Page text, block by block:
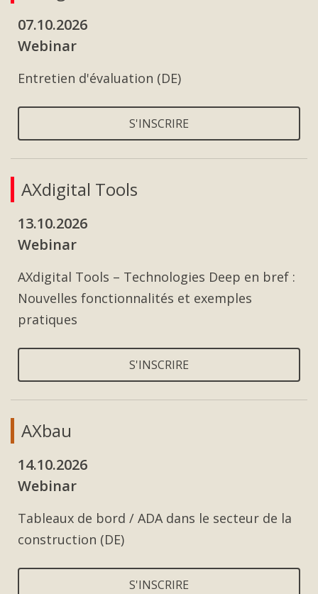
07.10.2026
Webinar
Entretien d'évaluation (DE)
S'INSCRIRE
AXdigital Tools
13.10.2026
Webinar
AXdigital Tools – Technologies Deep en bref :
Nouvelles fonctionnalités et exemples
pratiques
S'INSCRIRE
AXbau
14.10.2026
Webinar
Tableaux de bord / ADA dans le secteur de la
construction (DE)
S'INSCRIRE